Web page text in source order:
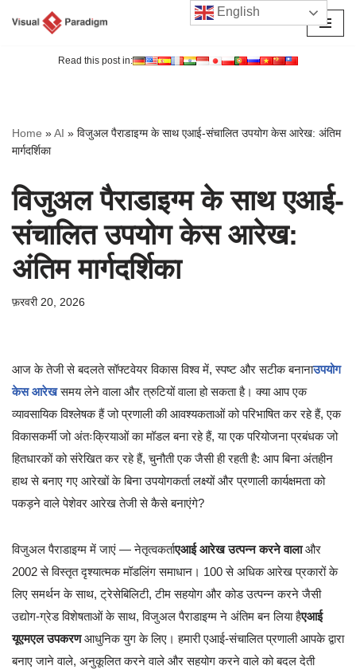
Read this post in:
Home »AI » विजुअल पैराडाइग्म के साथ एआई-संचालित उपयोग केस आरेख: अंतिम
मार्गदर्शिका
विजुअल पैराडाइग्म के साथ एआई-
संचालित उपयोग केस आरेख:
अंतिम मार्गदर्शिका
फ़रवरी 20, 2026
आज के तेजी से बदलते सॉफ्टवेयर विकास विश्व में, स्पष्ट और सटीक बनानाउपयोग
केस आरेखसमय लेने वाला और त्रुटियों वाला हो सकता है। क्या आप एक
व्यावसायिक विश्लेषक हैं जो प्रणाली की आवश्यकताओं को परिभाषित कर रहे हैं, एक
विकासकर्मी जो अंतःक्रियाओं का मॉडल बना रहे हैं, या एक परियोजना प्रबंधक जो
हितधारकों को संरेखित कर रहे हैं, चुनौती एक जैसी ही रहती है: आप बिना अंतहीन
हाथ से बनाए गए आरेखों के बिना उपयोगकर्ता लक्ष्यों और प्रणाली कार्यक्षमता को
पकड़ने वाले पेशेवर आरेख तेजी से कैसे बनाएंगे?
विजुअल पैराडाइग्म में जाएं — नेतृत्वकर्ताएआई आरेख उत्पन्न करने वालाऔर
2002 से विस्तृत दृश्यात्मक मॉडलिंग समाधान। 100 से अधिक आरेख प्रकारों के
लिए समर्थन के साथ, ट्रेसेबिलिटी, टीम सहयोग और कोड उत्पन्न करने जैसी
उद्योग-ग्रेड विशेषताओं के साथ, विजुअल पैराडाइग्म ने अंतिम बन लिया हैएआई
यूएमएल उपकरणआधुनिक युग के लिए। हमारी एआई-संचालित प्रणाली आपके द्वारा
बनाए जाने वाले, अनुकूलित करने वाले और सहयोग करने वाले को बदल देती
English